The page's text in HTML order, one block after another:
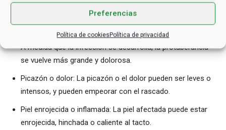
Preferencias
Política de cookiesPolítica de privacidad
pueden ser individuales o agrupados, y pueden aparecer en
cualquier parte del cuerpo donde haya pelo. Como el cuero
cabelludo, la cara, espalda, pecho, las piernas o las axilas.
A medida que la infección se desarrolla, la protuberancia
se vuelve más grande y dolorosa.
Picazón o dolor: La picazón o el dolor pueden ser leves o
intensos, y pueden empeorar con el rascado.
Piel enrojecida o inflamada: La piel afectada puede estar
enrojecida, hinchada o caliente al tacto.